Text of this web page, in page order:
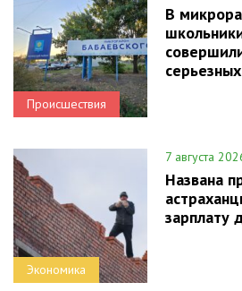
Происшествия
В
Экономика
7 августа
Названа
зарплату